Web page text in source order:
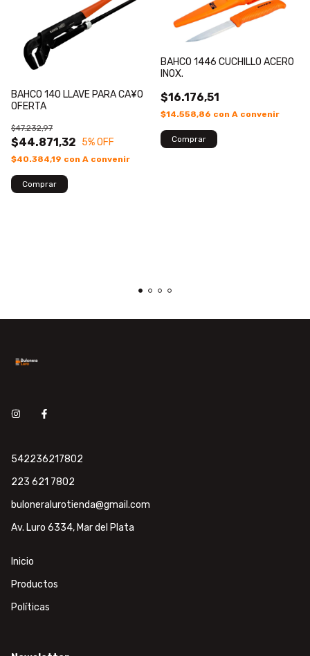
BAHCO 140 LLAVE PARA CA¥O
OFERTA
$44.871,32
$47.232,97
5% OFF
$40.384,19 con A convenir
BAHCO 1446 CUCHILLO ACERO
INOX.
$16.176,51
$14.558,86 con A convenir
542236217802
223 621 7802
buloneralurotienda@gmail.com
Av. Luro 6334, Mar del Plata
Inicio
Productos
Políticas